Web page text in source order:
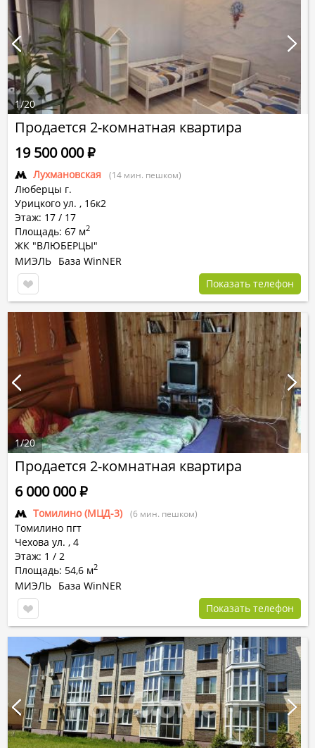
Продается 2-комнатная квартира
Лухмановская (14 мин. пешком)
Люберцы г.
Урицкого ул. , 16к2
Этаж: 17 / 17
Площадь: 67 м2
ЖК "ВЛЮБЕРЦЫ"
19 500 000Р
МИЭЛЬ База WinNER
Показать телефон
1/20
Продается 2-комнатная квартира
Томилино (МЦД-3) (6 мин. пешком)
Томилино пгт
Чехова ул. , 4
Этаж: 1 / 2
Площадь: 54,6 м2
6 000 000Р
МИЭЛЬ База WinNER
Показать телефон
1/20